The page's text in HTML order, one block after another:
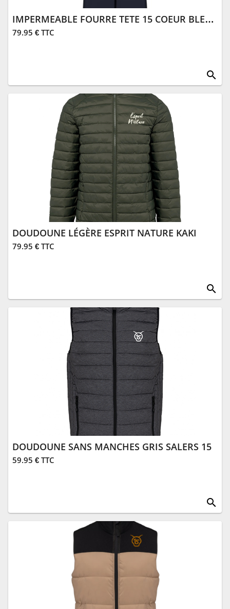
IMPERMEABLE FOURRE TETE 15 COEUR BLEU MARINE
79.95 € TTC
search
DOUDOUNE LÉGÈRE ESPRIT NATURE KAKI
79.95 € TTC
search
DOUDOUNE SANS MANCHES GRIS SALERS 15
59.95 € TTC
search